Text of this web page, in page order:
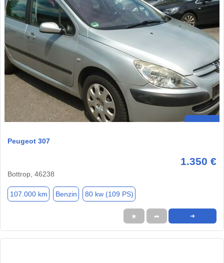
Peugeot 307
1.350 €
Bottrop, 46238
107.000 km Benzin 80 kw (109 PS)
★ ➦ ➜